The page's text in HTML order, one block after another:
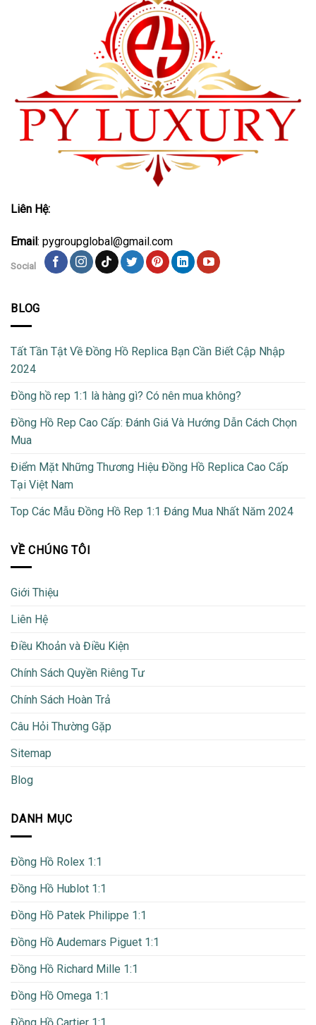
Liên Hệ:
Email: pygroupglobal@gmail.com
Social
BLOG
Tất Tần Tật Về Đồng Hồ Replica Bạn Cần Biết Cập Nhập
2024
Đồng hồ rep 1:1 là hàng gì? Có nên mua không?
Đồng Hồ Rep Cao Cấp: Đánh Giá Và Hướng Dẫn Cách Chọn
Mua
Điểm Mặt Những Thương Hiệu Đồng Hồ Replica Cao Cấp
Tại Việt Nam
Top Các Mẫu Đồng Hồ Rep 1:1 Đáng Mua Nhất Năm 2024
VỀ CHÚNG TÔI
Giới Thiệu
Liên Hệ
Điều Khoản và Điều Kiện
Chính Sách Quyền Riêng Tư
Chính Sách Hoàn Trả
Câu Hỏi Thường Gặp
Sitemap
Blog
DANH MỤC
Đồng Hồ Rolex 1:1
Đồng Hồ Hublot 1:1
Đồng Hồ Patek Philippe 1:1
Đồng Hồ Audemars Piguet 1:1
Đồng Hồ Richard Mille 1:1
Đồng Hồ Omega 1:1